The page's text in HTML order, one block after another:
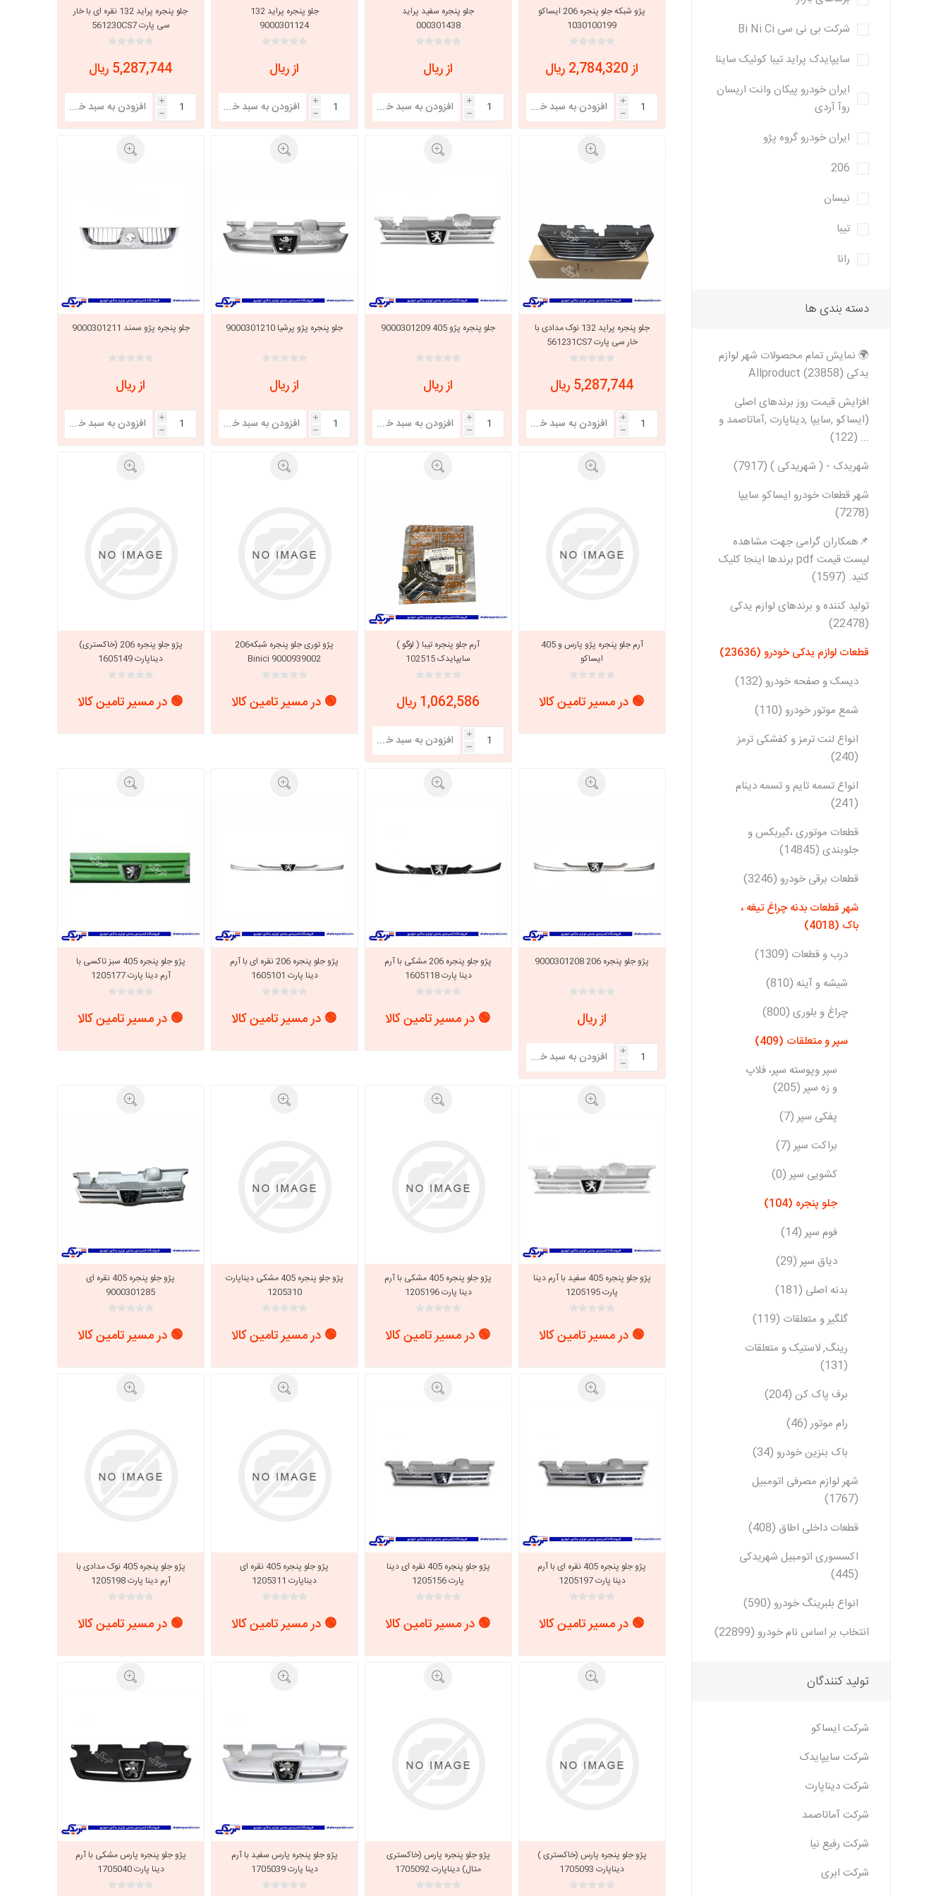
خانواده تیبا، ساینا و کوییک و
مشترک تیبا، ساینا و کوییک و
شاهین
تخصصی کوییک
تخصصی ساینا
خانواده پیکان، آردی و آریسان
مشترک پیکان، آردی و آریسان
تخصصی آردی
تخصصی آریسان
نیسان وانت
مزدا وانت خودروهای چینی
پژو شبکه جلو پنجره 206 ایساکو
1030100199
از 2,784,320 ریال
i
h
جلو پنجره سفید پراید
000301438
از ریال
i
h
جلو پنجره پراید 132
9000301124
از ریال
i
h
جلو پنجره پراید 132 نقره ای با خار
سی پارت 561230CS7
5,287,744 ریال
i
h
جلو پنجره پراید 132 نوک مدادی با
خار سی پارت 561231CS7
5,287,744 ریال
i
h
جلو پنجره پژو 405 9000301209
از ریال
i
h
جلو پنجره پژو پرشیا 9000301210
از ریال
i
h
جلو پنجره پژو سمند 9000301211
از ریال
i
h
آرم جلو پنجره پژو پارس و 405
ایساکو
🟢 در مسیر تامین کالا
آرم جلو پنجره تیبا ( لوگو )
سایپایدک 102515
1,062,586 ریال
i
h
پژو توری جلو پنجره شبکه206
9000939002 Binici
🟢 در مسیر تامین کالا
پژو جلو پنجره 206 (خاکستری)
دیناپارت 1605149
🟢 در مسیر تامین کالا
پژو جلو پنجره 206 9000301208
از ریال
i
h
پژو جلو پنجره 206 مشکی با آرم
دینا پارت 1605118
🟢 در مسیر تامین کالا
پژو جلو پنجره 206 نقره ای با آرم
دینا پارت 1605101
🟢 در مسیر تامین کالا
پژو جلو پنجره 405 سبز تاکسی با
آرم دینا پارت 1205177
🟢 در مسیر تامین کالا
پژو جلو پنجره 405 سفید با آرم دینا
پارت 1205195
🟢 در مسیر تامین کالا
پژو جلو پنجره 405 مشکی با آرم
دینا پارت 1205196
🟢 در مسیر تامین کالا
پژو جلو پنجره 405 مشکی دیناپارت
1205310
🟢 در مسیر تامین کالا
پژو جلو پنجره 405 نقره ای
9000301285
🟢 در مسیر تامین کالا
پژو جلو پنجره 405 نقره ای با آرم
دینا پارت 1205197
🟢 در مسیر تامین کالا
پژو جلو پنجره 405 نقره ای دینا
پارت 1205156
🟢 در مسیر تامین کالا
پژو جلو پنجره 405 نقره ای
دیناپارت 1205311
🟢 در مسیر تامین کالا
پژو جلو پنجره 405 نوک مدادی با
آرم دینا پارت 1205198
🟢 در مسیر تامین کالا
پژو جلو پنجره پارس (خاکستری )
دیناپارت 1705093
پژو جلو پنجره پارس (خاکستری
متال) دیناپارت 1705092
پژو جلو پنجره پارس سفید با آرم
دینا پارت 1705039
پژو جلو پنجره پارس مشکی با آرم
دینا پارت 1705040
شرکت بی نی سی Bi Ni Ci
سایپایدک پراید تیبا کوئیک ساینا
ایران خودرو پیکان وانت اریسان
روآ آردی
ایران خودرو گروه پژو
206
نیسان
تیبا
رانا
دسته بندی ها
🌍 نمایش تمام محصولات شهر لوازم
یدکی Allproduct (23858)
افزایش قیمت روز برندهای اصلی
(ایساکو ,سایپا ,دیناپارت ,آماتاصمد و
... (122)
شهریدک - ( شهریدکی ) (7917)
شهر قطعات خودرو ایساکو سایپا
(7278)
📌همکاران گرامی جهت مشاهده
لیست قیمت pdf برندها اینجا کلیک
کنید. (1597)
تولید کننده و برندهای لوازم یدکی
(22478)
قطعات لوازم یدکی خودرو (23636)
دیسک و صفحه خودرو (132)
شمع موتور خودرو (110)
انواع لنت ترمز و کفشکی ترمز
(240)
انواع تسمه تایم و تسمه دینام
(241)
قطعات موتوری ،گیربکس و
جلوبندی (14845)
قطعات برقی خودرو (3246)
شهر قطعات بدنه چراغ تیغه ،
باک (4018)
درب و قطعات (1309)
شیشه و آینه (810)
چراغ و بلوری (800)
سپر و متعلقات (409)
سپر وپوسته سپر، فلاپ
و زه سپر (205)
پفکی سپر (7)
براکت سپر (7)
کشویی سپر (0)
جلو پنجره (104)
فوم سپر (14)
دیاق سپر (29)
بدنه اصلی (181)
گلگیر و متعلقات (119)
رینگ, لاستیک و متعلقات
(131)
برف پاک کن (204)
رام موتور (46)
باک بنزین خودرو (34)
شهر لوازم مصرفی اتومبیل
(1767)
قطعات داخلی اطاق (408)
اکسسوری اتومبیل شهریدکی
(445)
انواع بلبرینگ خودرو (590)
انتخاب بر اساس نام خودرو (22899)
تولید کنندگان
شرکت ایساکو
شرکت سایپایدک
شرکت دیناپارت
شرکت آماتاصمد
شرکت رفیع نیا
شرکت ابری